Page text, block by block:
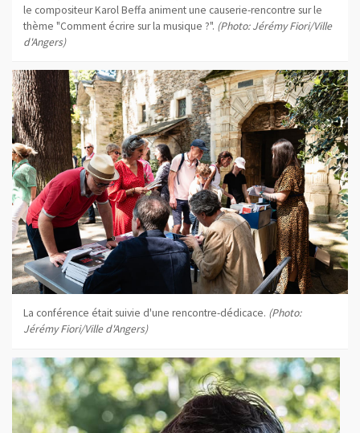
le compositeur Karol Beffa animent une causerie-rencontre sur le
thème "Comment écrire sur la musique ?". (Photo: Jérémy Fiori/Ville
d'Angers)
La conférence était suivie d'une rencontre-dédicace. (Photo:
Jérémy Fiori/Ville d'Angers)